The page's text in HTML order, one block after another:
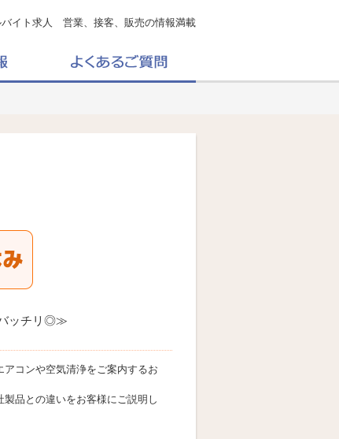
イト求人 営業、接客、販売の情報満載
バッチリ◎≫
アコンや空気清浄をご案内するお
製品との違いをお客様にご説明し